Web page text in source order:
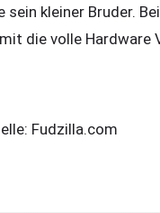
sein kleiner Bruder.
die volle Hardware
Fudzilla.com